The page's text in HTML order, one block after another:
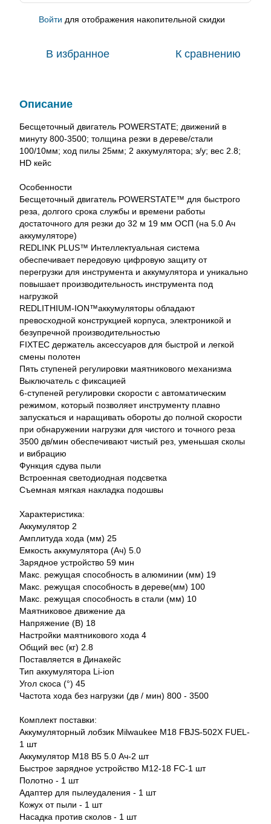
Войти для отображения накопительной скидки
В избранное К сравнению
Описание
Бесщеточный двигатель POWERSTATE; движений в
минуту 800-3500; толщина резки в дереве/стали
100/10мм; ход пилы 25мм; 2 аккумулятора; з/у; вес 2.8;
HD кейс
Особенности
Бесщеточный двигатель POWERSTATE™ для быстрого
реза, долгого срока службы и времени работы
достаточного для резки до 32 м 19 мм ОСП (на 5.0 Aч
аккумуляторе)
REDLINK PLUS™ Интеллектуальная система
обеспечивает передовую цифровую защиту от
перегрузки для инструмента и аккумулятора и уникально
повышает производительность инструмента под
нагрузкой
REDLITHIUM-ION™аккумуляторы обладают
превосходной конструкцией корпуса, электроникой и
безупречной производительностью
FIXTEC держатель аксессуаров для быстрой и легкой
смены полотен
Пять ступеней регулировки маятникового механизма
Выключатель с фиксацией
6-ступеней регулировки скорости с автоматическим
режимом, который позволяет инструменту плавно
запускаться и наращивать обороты до полной скорости
при обнаружении нагрузки для чистого и точного реза
3500 дв/мин обеспечивают чистый рез, уменьшая сколы
и вибрацию
Функция сдува пыли
Встроенная светодиодная подсветка
Съемная мягкая накладка подошвы
Характеристика:
Аккумулятор 2
Амплитуда хода (мм) 25
Емкость аккумулятора (Ач) 5.0
Зарядное устройство 59 мин
Макс. режущая способность в алюминии (мм) 19
Макс. режущая способность в дереве(мм) 100
Макс. режущая способность в стали (мм) 10
Маятниковое движение да
Напряжение (В) 18
Настройки маятникового хода 4
Общий вес (кг) 2.8
Поставляется в Динакейс
Тип аккумулятора Li-ion
Угол скоса (°) 45
Частота хода без нагрузки (дв / мин) 800 - 3500
Комплект поставки:
Аккумуляторный лобзик Milwaukee M18 FBJS-502X FUEL-
1 шт
Аккумулятор M18 B5 5.0 Ач-2 шт
Быстрое зарядное устройство M12-18 FC-1 шт
Полотно - 1 шт
Адаптер для пылеудаления - 1 шт
Кожух от пыли - 1 шт
Насадка против сколов - 1 шт